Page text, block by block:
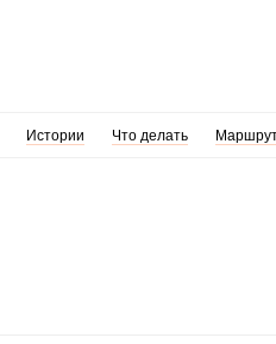
Истории Что делать